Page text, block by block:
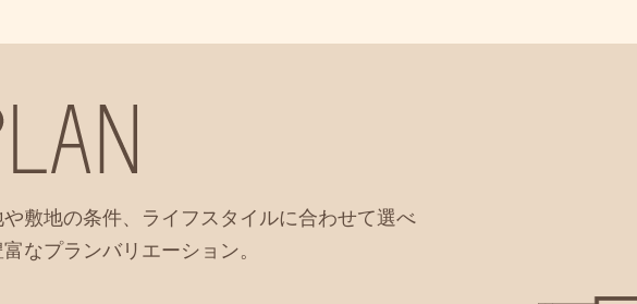
や敷地の条件、ライフスタイルに合わせて選べ
富なプランバリエーション。